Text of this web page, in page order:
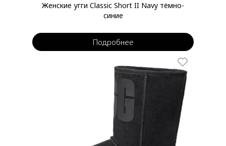
Женские угги Classic Short II Navy тёмно-
синие
Подробнее